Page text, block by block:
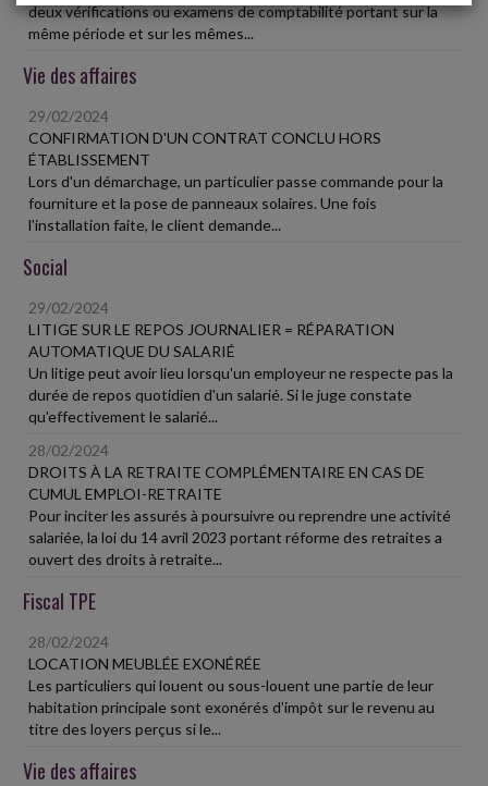
deux vérifications ou examens de comptabilité portant sur la
même période et sur les mêmes...
Vie des affaires
29/02/2024
CONFIRMATION D'UN CONTRAT CONCLU HORS
ÉTABLISSEMENT
Lors d'un démarchage, un particulier passe commande pour la
fourniture et la pose de panneaux solaires. Une fois
l'installation faite, le client demande...
Social
29/02/2024
LITIGE SUR LE REPOS JOURNALIER = RÉPARATION
AUTOMATIQUE DU SALARIÉ
Un litige peut avoir lieu lorsqu'un employeur ne respecte pas la
durée de repos quotidien d'un salarié. Si le juge constate
qu'effectivement le salarié...
28/02/2024
DROITS À LA RETRAITE COMPLÉMENTAIRE EN CAS DE
CUMUL EMPLOI-RETRAITE
Pour inciter les assurés à poursuivre ou reprendre une activité
salariée, la loi du 14 avril 2023 portant réforme des retraites a
ouvert des droits à retraite...
Fiscal TPE
28/02/2024
LOCATION MEUBLÉE EXONÉRÉE
Les particuliers qui louent ou sous-louent une partie de leur
habitation principale sont exonérés d'impôt sur le revenu au
titre des loyers perçus si le...
Vie des affaires